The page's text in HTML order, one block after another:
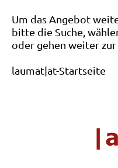
Um das Angebot
bitte die Suche,
oder gehen weiter zur
laumat|at-Startseite